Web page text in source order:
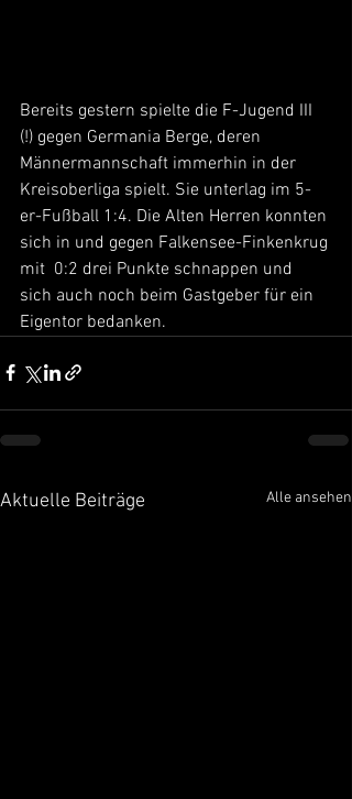
Bereits gestern spielte die F-Jugend III
(!) gegen Germania Berge, deren
Männermannschaft immerhin in der
Kreisoberliga spielt. Sie unterlag im 5-
er-Fußball 1:4. Die Alten Herren konnten
sich in und gegen Falkensee-Finkenkrug
mit  0:2 drei Punkte schnappen und
sich auch noch beim Gastgeber für ein
Eigentor bedanken.
Aktuelle Beiträge Alle ansehen